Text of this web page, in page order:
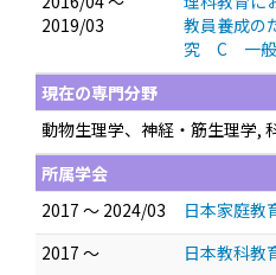
2019/03
教員養成の
究 C 一般
現在の専門分野
動物生理学、神経・筋生理学,
所属学会
2017 ～ 2024/03
日本家庭教
2017 ～
日本教科教